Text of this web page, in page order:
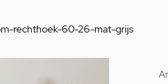
rechthoek-60-26-mat-grijs